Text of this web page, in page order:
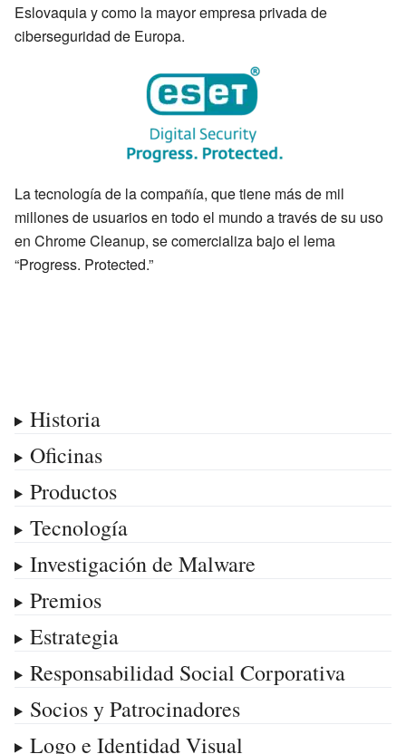
Eslovaquia y como la mayor empresa privada de
ciberseguridad de Europa.
La tecnología de la compañía, que tiene más de mil
millones de usuarios en todo el mundo a través de su uso
en Chrome Cleanup, se comercializa bajo el lema
“Progress. Protected.”
Historia
Oficinas
Productos
Tecnología
Investigación de Malware
Premios
Estrategia
Responsabilidad Social Corporativa
Socios y Patrocinadores
Logo e Identidad Visual